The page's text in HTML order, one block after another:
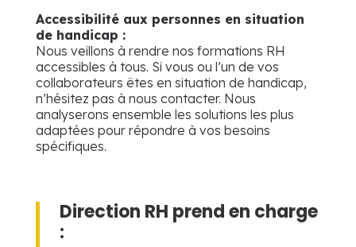
Accessibilité aux personnes en situation
de handicap :
Nous veillons à rendre nos formations RH
accessibles à tous. Si vous ou l’un de vos
collaborateurs êtes en situation de handicap,
n’hésitez pas à nous contacter. Nous
analyserons ensemble les solutions les plus
adaptées pour répondre à vos besoins
spécifiques.
Direction RH prend en charge
: